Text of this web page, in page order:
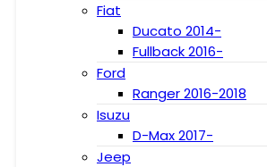
Fiat
Ducato 2014-
Fullback 2016-
Ford
Ranger 2016-2018
Isuzu
D-Max 2017-
Jeep